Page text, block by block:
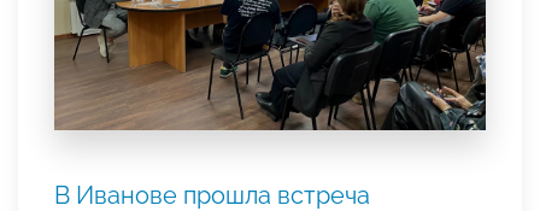
В Иванове прошла встреча